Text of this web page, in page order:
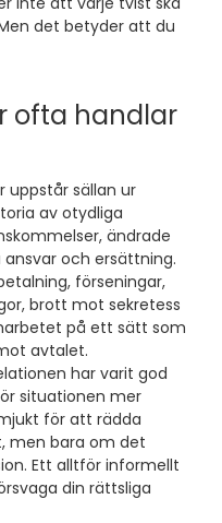
det betyder att du
ofta handlar
uppstår sällan ur
av otydliga
ändrade
ansvar och ersättning.
förseningar,
brott mot sekretess
på ett sätt som
avtalet.
har varit god
situationen mer
för att rädda
men bara om det
Ett alltför informellt
din rättsliga